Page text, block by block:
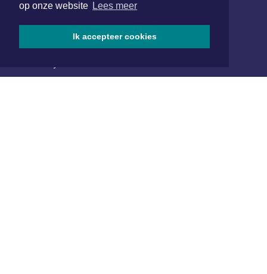
op onze website Lees meer
Ik accepteer cookies
1701 BZ Heerhugowaard
072 8200 600
redactie@xyto.nl